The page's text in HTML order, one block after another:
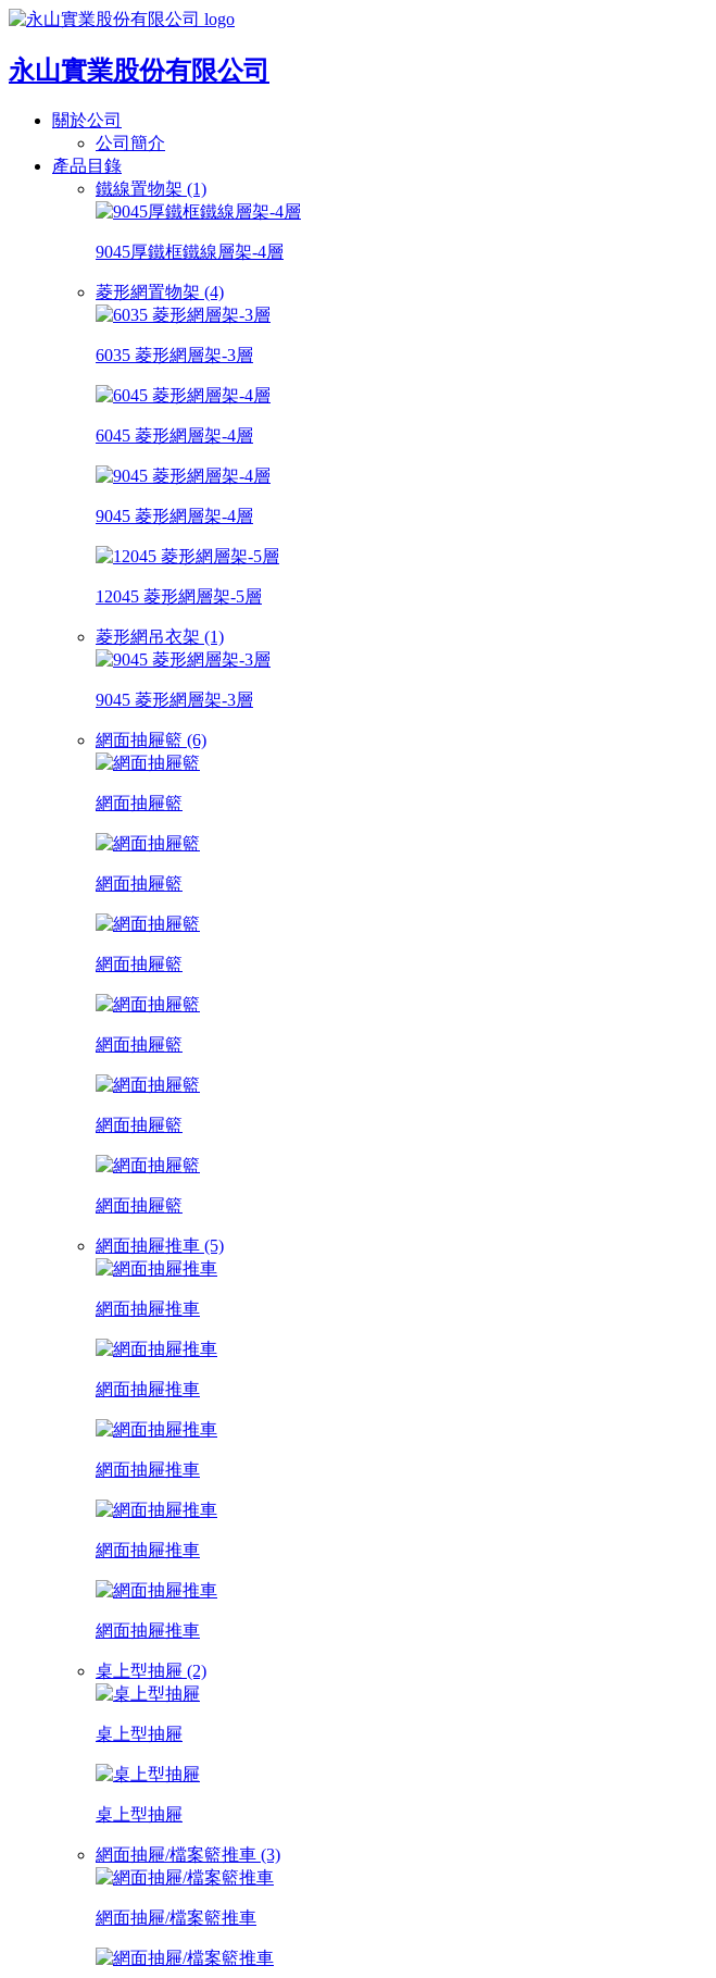
永山實業股份有限公司
關於公司
公司簡介
產品目錄
鐵線置物架 (1)
9045厚鐵框鐵線層架-4層
菱形網置物架 (4)
6035 菱形網層架-3層
6045 菱形網層架-4層
9045 菱形網層架-4層
12045 菱形網層架-5層
菱形網吊衣架 (1)
9045 菱形網層架-3層
網面抽屜籃 (6)
網面抽屜籃
網面抽屜籃
網面抽屜籃
網面抽屜籃
網面抽屜籃
網面抽屜籃
網面抽屜推車 (5)
網面抽屜推車
網面抽屜推車
網面抽屜推車
網面抽屜推車
網面抽屜推車
桌上型抽屜 (2)
桌上型抽屜
桌上型抽屜
網面抽屜/檔案籃推車 (3)
網面抽屜/檔案籃推車